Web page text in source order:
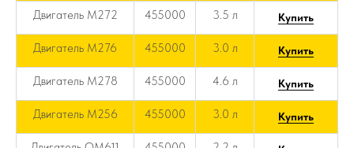
Двигатель M272 455000 3.5 л Купить
Двигатель M276 455000 3.0 л Купить
Двигатель M278 455000 4.6 л Купить
Двигатель M256 455000 3.0 л Купить